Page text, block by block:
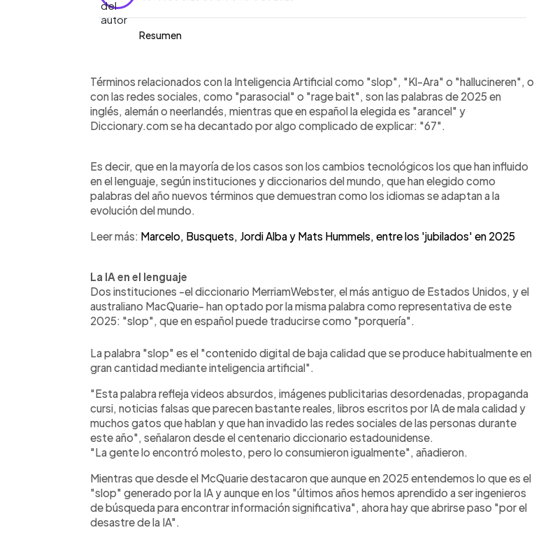
Resumen
Escuchar artículo
Las palabras del año 2025 reflejan el impacto de la tecnología y las redes
sociales en el lenguaje global. Términos vinculados a la inteligencia artificial
como slop, hallucineren o Kl-Ara fueron elegidos por diccionarios en inglés,
neerlandés y alemán para describir fenómenos asociados al contenido
sociales. En español, FundéuRAE eligió arancel por su peso en el debate
económico y político. Dictionary.com sorprendió con 67, una expresión
juvenil difícil de definir que muestra cómo el lenguaje evoluciona más rápido
que los diccionarios.
Términos relacionados con la Inteligencia Artificial como "slop", "Kl-Ara" o "hallucineren", o
con las redes sociales, como "parasocial" o "rage bait", son las palabras de 2025 en
inglés, alemán o neerlandés, mientras que en español la elegida es "arancel" y
Diccionary.com se ha decantado por algo complicado de explicar: "67".
Es decir, que en la mayoría de los casos son los cambios tecnológicos los que han influido
en el lenguaje, según instituciones y diccionarios del mundo, que han elegido como
palabras del año nuevos términos que demuestran como los idiomas se adaptan a la
evolución del mundo.
Leer más: Marcelo, Busquets, Jordi Alba y Mats Hummels, entre los 'jubilados' en 2025
La IA en el lenguaje
Dos instituciones -el diccionario MerriamWebster, el más antiguo de Estados Unidos, y el
australiano MacQuarie- han optado por la misma palabra como representativa de este
2025: "slop", que en español puede traducirse como "porquería".
La palabra "slop" es el "contenido digital de baja calidad que se produce habitualmente en
gran cantidad mediante inteligencia artificial".
"Esta palabra refleja videos absurdos, imágenes publicitarias desordenadas, propaganda
cursi, noticias falsas que parecen bastante reales, libros escritos por IA de mala calidad y
muchos gatos que hablan y que han invadido las redes sociales de las personas durante
este año", señalaron desde el centenario diccionario estadounidense.
"La gente lo encontró molesto, pero lo consumieron igualmente", añadieron.
Mientras que desde el McQuarie destacaron que aunque en 2025 entendemos lo que es el
"slop" generado por la IA y aunque en los "últimos años hemos aprendido a ser ingenieros
de búsqueda para encontrar información significativa", ahora hay que abrirse paso "por el
desastre de la IA".